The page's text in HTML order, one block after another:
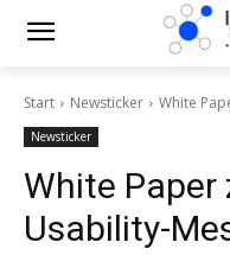
Start Newsticker White
Newsticker
White
Usability-